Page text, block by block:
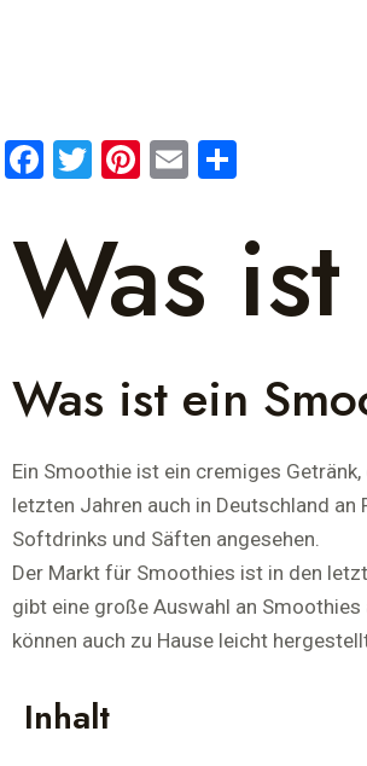
F
ce
b
o
k
T
tt
er
Pi
es
t
E
e
n
Was
Was ist ein
Ein Smoothie ist ein cremiges
letzten Jahren auch in Deutschland
Softdrinks und Säften angesehen.
Der Markt für Smoothies ist in den
gibt eine große Auswahl an
können auch zu Hause leicht
Inhalt